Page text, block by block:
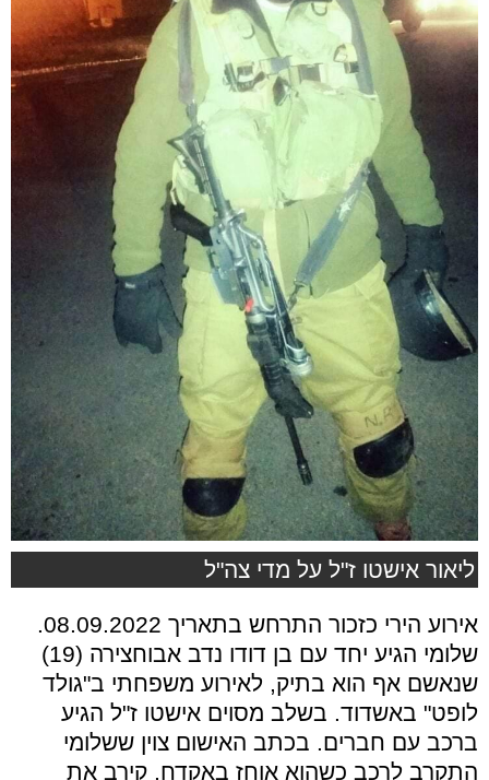
ליאור אישטו ז"ל על מדי צה"ל
אירוע הירי כזכור התרחש בתאריך 08.09.2022.
שלומי הגיע יחד עם בן דודו נדב אבוחצירה (19)
שנאשם אף הוא בתיק, לאירוע משפחתי ב"גולד
לופט" באשדוד. בשלב מסוים אישטו ז"ל הגיע
ברכב עם חברים. בכתב האישום צוין ששלומי
התקרב לרכב כשהוא אוחז באקדח, קירב את